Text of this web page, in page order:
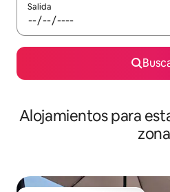
Salida
Alojamientos para
zona